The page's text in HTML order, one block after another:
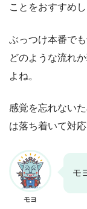
ことをおすすめし
ぶっつけ本番で
どのような流れ
よね。
感覚を忘れない
は落ち着いて対
モヨ
モ